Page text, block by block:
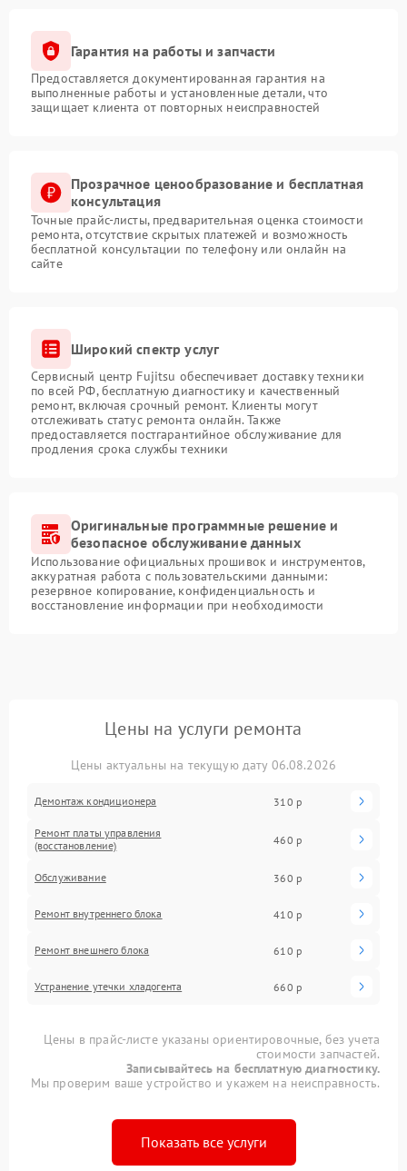
Гарантия на работы и запчасти
Предоставляется документированная гарантия на
выполненные работы и установленные детали, что
защищает клиента от повторных неисправностей
Прозрачное ценообразование и бесплатная
консультация
Точные прайс-листы, предварительная оценка стоимости
ремонта, отсутствие скрытых платежей и возможность
бесплатной консультации по телефону или онлайн на
сайте
Широкий спектр услуг
Сервисный центр Fujitsu обеспечивает доставку техники
по всей РФ, бесплатную диагностику и качественный
ремонт, включая срочный ремонт. Клиенты могут
отслеживать статус ремонта онлайн. Также
предоставляется постгарантийное обслуживание для
продления срока службы техники
Оригинальные программные решение и
безопасное обслуживание данных
Использование официальных прошивок и инструментов,
аккуратная работа с пользовательскими данными:
резервное копирование, конфиденциальность и
восстановление информации при необходимости
Цены на услуги ремонта
Цены актуальны на текущую дату 06.08.2026
Демонтаж кондиционера 310 р
Ремонт платы управления
(восстановление)
460 р
Обслуживание 360 р
Ремонт внутреннего блока 410 р
Ремонт внешнего блока 610 р
Устранение утечки хладогента 660 р
Цены в прайс-листе указаны ориентировочные, без учета
стоимости запчастей.
Записывайтесь на бесплатную диагностику.
Мы проверим ваше устройство и укажем на неисправность.
Показать все услуги